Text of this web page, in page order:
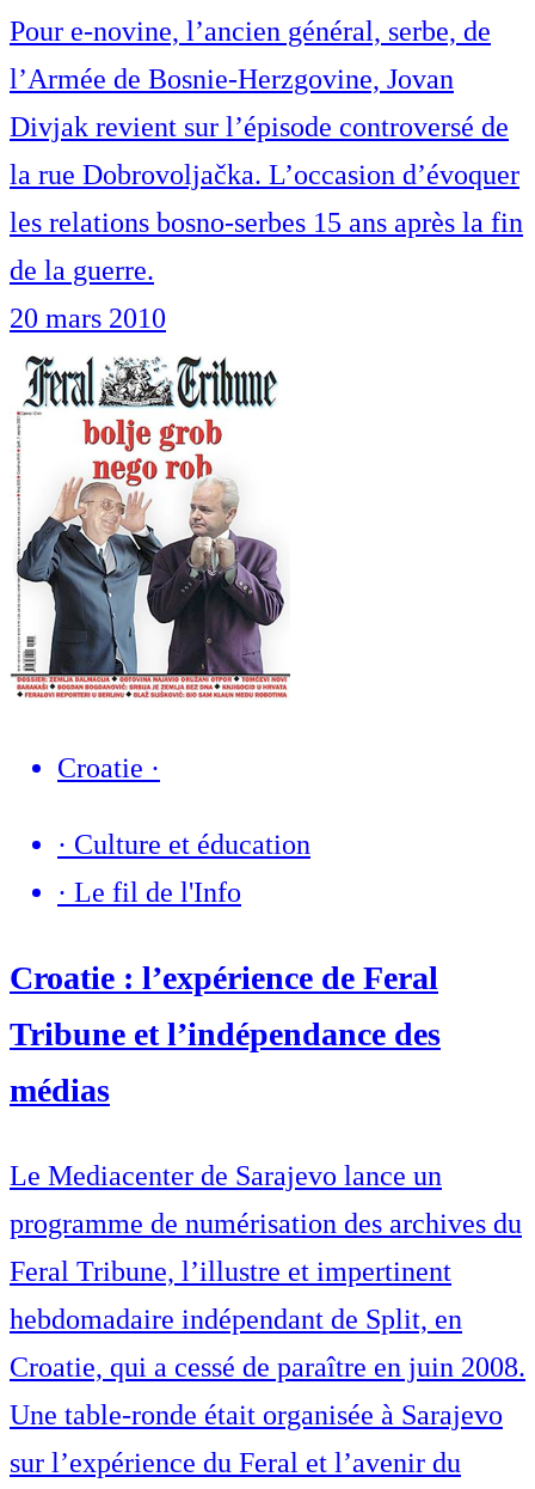
Pour e-novine, l’ancien général, serbe, de
l’Armée de Bosnie-Herzgovine, Jovan
Divjak revient sur l’épisode controversé de
la rue Dobrovoljačka. L’occasion d’évoquer
les relations bosno-serbes 15 ans après la fin
de la guerre.
20 mars 2010
Croatie ·
· Culture et éducation
· Le fil de l'Info
Croatie : l’expérience de Feral
Tribune et l’indépendance des
médias
Le Mediacenter de Sarajevo lance un
programme de numérisation des archives du
Feral Tribune, l’illustre et impertinent
hebdomadaire indépendant de Split, en
Croatie, qui a cessé de paraître en juin 2008.
Une table-ronde était organisée à Sarajevo
sur l’expérience du Feral et l’avenir du